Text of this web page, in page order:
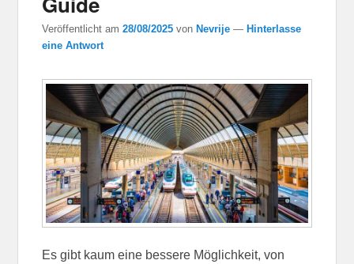
Veröffentlicht am28/08/2025 von Nevrije — Hinterlasse
eine Antwort
Es gibt kaum eine bessere Möglichkeit, von